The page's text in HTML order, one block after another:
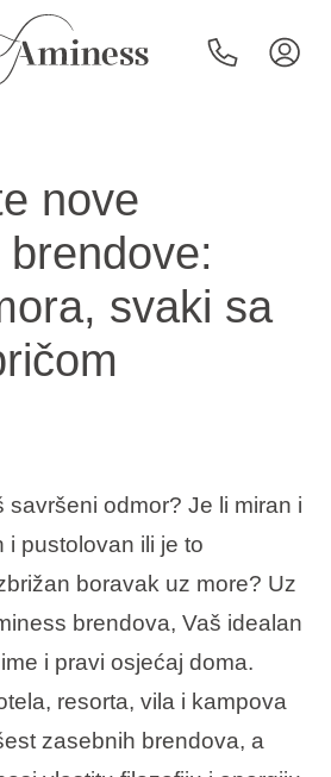
nove
svaki sa
savršeni odmor? Je li miran i
i pustolovan ili je to
boravak uz more? Uz
brendova, Vaš idealan
i pravi osjećaj doma.
resorta, vila i kampova
zasebnih brendova, a